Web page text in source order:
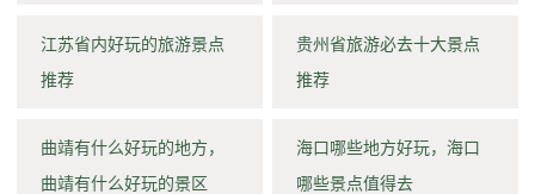
江苏省内好玩的旅游景点
推荐
贵州省旅游必去十大景点
推荐
曲靖有什么好玩的地方，
曲靖有什么好玩的景区
海口哪些地方好玩，海口
哪些景点值得去